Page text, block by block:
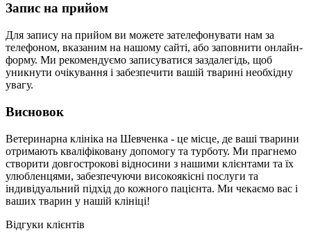
Запис на прийом
Для запису на прийом ви можете зателефонувати нам за
телефоном, вказаним на нашому сайті, або заповнити онлайн-
форму. Ми рекомендуємо записуватися заздалегідь, щоб
уникнути очікування і забезпечити вашій тварині необхідну
увагу.
Висновок
Ветеринарна клініка на Шевченка - це місце, де ваші тварини
отримають кваліфіковану допомогу та турботу. Ми прагнемо
створити довгострокові відносини з нашими клієнтами та їх
улюбленцями, забезпечуючи високоякісні послуги та
індивідуальний підхід до кожного пацієнта. Ми чекаємо вас і
ваших тварин у нашій клініці!
Відгуки клієнтів